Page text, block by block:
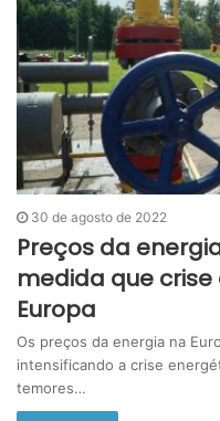
30 de agosto de 2022
Preços da
medida que
Europa
Os preços da energia na
intensificando a crise
temores…